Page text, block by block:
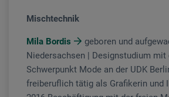
Mischtechnik
Mila Bordis
geboren und
Niedersachsen | Designstudium mit
Schwerpunkt Mode an der UDK
freiberuflich tätig als Grafikerin und